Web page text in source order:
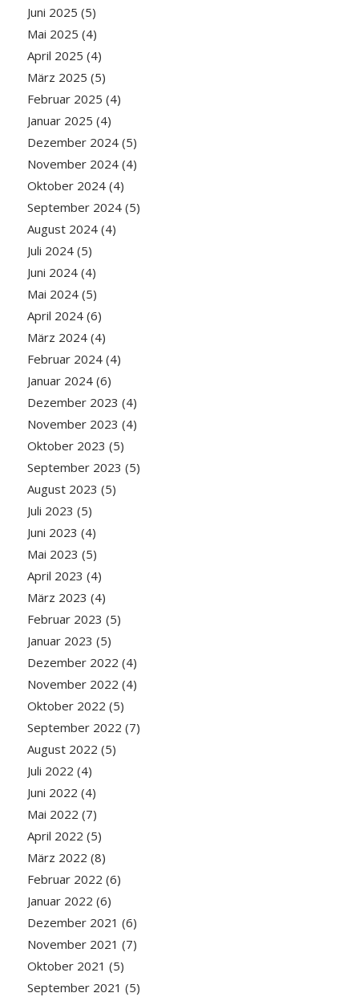
Juni 2025 (5)
Mai 2025 (4)
April 2025 (4)
März 2025 (5)
Februar 2025 (4)
Januar 2025 (4)
Dezember 2024(5)
November 2024(4)
Oktober 2024(4)
September 2024(5)
August 2024(4)
Juli 2024(5)
Juni 2024(4)
Mai 2024(5)
April 2024(6)
März 2024(4)
Februar 2024(4)
Januar 2024(6)
Dezember 2023 (4)
November 2023 (4)
Oktober 2023 (5)
September 2023 (5)
August 2023 (5)
Juli 2023 (5)
Juni 2023 (4)
Mai 2023 (5)
April 2023 (4)
März 2023 (4)
Februar 2023 (5)
Januar 2023 (5)
Dezember 2022 (4)
November 2022 (4)
Oktober 2022 (5)
September 2022 (7)
August 2022 (5)
Juli 2022 (4)
Juni 2022 (4)
Mai 2022 (7)
April 2022 (5)
März 2022 (8)
Februar 2022 (6)
Januar 2022 (6)
Dezember 2021 (6)
November 2021 (7)
Oktober 2021 (5)
September 2021 (5)